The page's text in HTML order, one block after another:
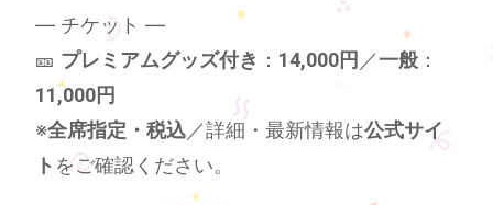
— チケット —
🎫 プレミアムグッズ付き ： 14,000円 ／一般 ：
11,000円
※全席指定・税込／詳細・最新情報は公式サイ
ト をご確認ください。